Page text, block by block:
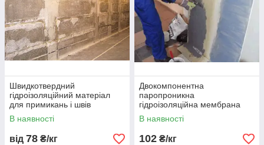
Швидкотвердний
гідроізоляційний матеріал
для примикань і швів
В наявності
від 78 ₴/кг
Двокомпонентна
паропроникна
гідроізоляційна мембрана
В наявності
102 ₴/кг